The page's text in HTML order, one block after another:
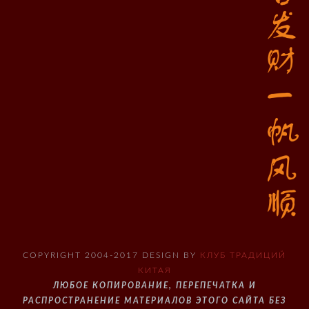
COPYRIGHT 2004-2017 DESIGN BY КЛУБ ТРАДИЦИЙ
КИТАЯ
ЛЮБОЕ КОПИРОВАНИЕ, ПЕРЕПЕЧАТКА И
РАСПРОСТРАНЕНИЕ МАТЕРИАЛОВ ЭТОГО САЙТА БЕЗ